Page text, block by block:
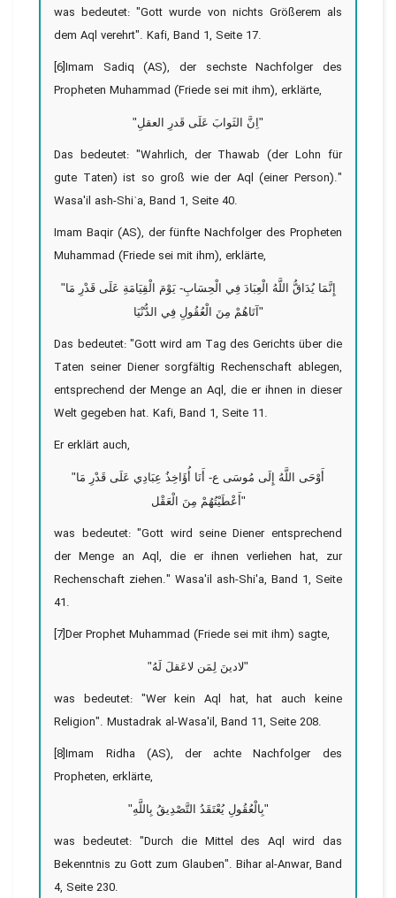
was bedeutet: "Gott wurde von nichts Größerem als
dem Aql verehrt". Kafi, Band 1, Seite 17.
[6]Imam Sadiq (AS), der sechste Nachfolger des
Propheten Muhammad (Friede sei mit ihm), erklärte,
"اِنَّ الثَوابَ عَلَی قَدرِ العقلِ"
Das bedeutet: "Wahrlich, der Thawab (der Lohn für
gute Taten) ist so groß wie der Aql (einer Person)."
Wasa'il ash-Shiʿa, Band 1, Seite 40.
Imam Baqir (AS), der fünfte Nachfolger des Propheten
Muhammad (Friede sei mit ihm), erklärte,
"إِنَّمَا يُدَاقُّ اللَّهُ الْعِبَادَ فِي الْحِسَابِ- يَوْمَ الْقِيَامَةِ عَلَى قَدْرِ مَا
آتَاهُمْ مِنَ الْعُقُولِ فِي الدُّنْيَا"
Das bedeutet: "Gott wird am Tag des Gerichts über die
Taten seiner Diener sorgfältig Rechenschaft ablegen,
entsprechend der Menge an Aql, die er ihnen in dieser
Welt gegeben hat. Kafi, Band 1, Seite 11.
Er erklärt auch,
"أَوْحَى اللَّهُ إِلَى مُوسَى ع- أَنَا أُؤَاخِذُ عِبَادِي عَلَى قَدْرِ مَا
أَعْطَيْتُهُمْ مِنَ الْعَقْل"
was bedeutet: "Gott wird seine Diener entsprechend
der Menge an Aql, die er ihnen verliehen hat, zur
Rechenschaft ziehen." Wasa'il ash-Shi'a, Band 1, Seite
41.
[7]Der Prophet Muhammad (Friede sei mit ihm) sagte,
"لادینَ لِمَن لاعَقلَ لَهُ"
was bedeutet: "Wer kein Aql hat, hat auch keine
Religion". Mustadrak al-Wasa'il, Band 11, Seite 208.
[8]Imam Ridha (AS), der achte Nachfolger des
Propheten, erklärte,
"بِالْعُقُولِ يُعْتَقَدُ التَّصْدِيقُ بِاللَّهِ"
was bedeutet: "Durch die Mittel des Aql wird das
Bekenntnis zu Gott zum Glauben". Bihar al-Anwar, Band
4, Seite 230.